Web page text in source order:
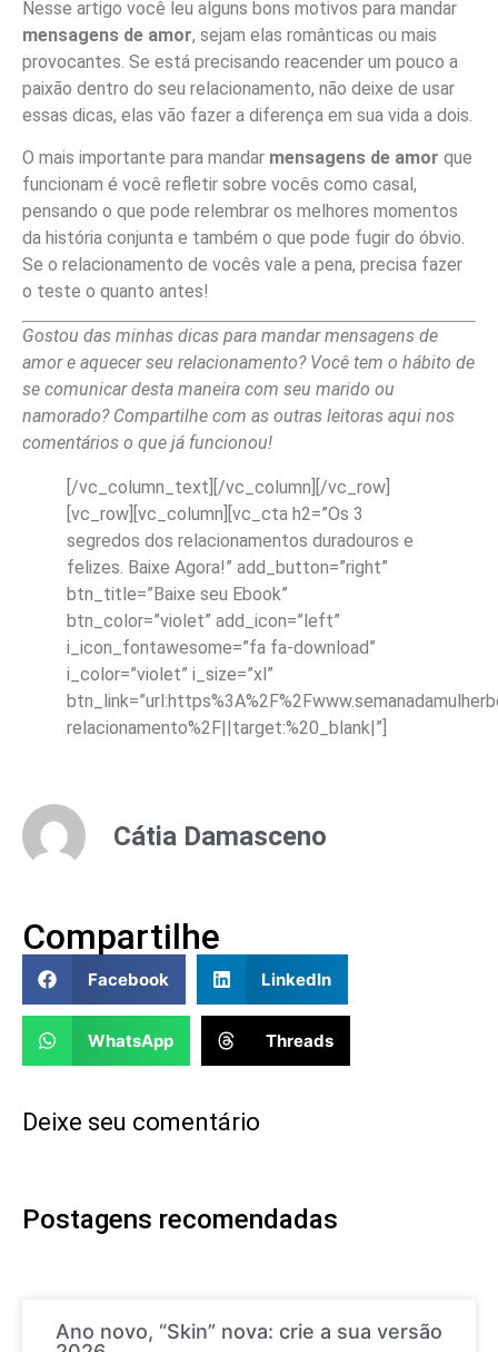
Nesse artigo você leu alguns bons motivos para mandar
mensagens de amor, sejam elas românticas ou mais
provocantes. Se está precisando reacender um pouco a
paixão dentro do seu relacionamento, não deixe de usar
essas dicas, elas vão fazer a diferença em sua vida a dois.
O mais importante para mandar mensagens de amor que
funcionam é você refletir sobre vocês como casal,
pensando o que pode relembrar os melhores momentos
da história conjunta e também o que pode fugir do óbvio.
Se o relacionamento de vocês vale a pena, precisa fazer
o teste o quanto antes!
Gostou das minhas dicas para mandar mensagens de
amor e aquecer seu relacionamento? Você tem o hábito de
se comunicar desta maneira com seu marido ou
namorado? Compartilhe com as outras leitoras aqui nos
comentários o que já funcionou!
[/vc_column_text][/vc_column][/vc_row]
[vc_row][vc_column][vc_cta h2=”Os 3
segredos dos relacionamentos duradouros e
felizes. Baixe Agora!” add_button=”right”
btn_title=”Baixe seu Ebook”
btn_color=”violet” add_icon=”left”
i_icon_fontawesome=”fa fa-download”
i_color=”violet” i_size=”xl”
relacionamento%2F||target:%20_blank|”]
Cátia Damasceno
Compartilhe
Facebook LinkedIn
WhatsApp Threads
Deixe seu comentário
Postagens recomendadas
Ano novo, “Skin” nova: crie a sua versão